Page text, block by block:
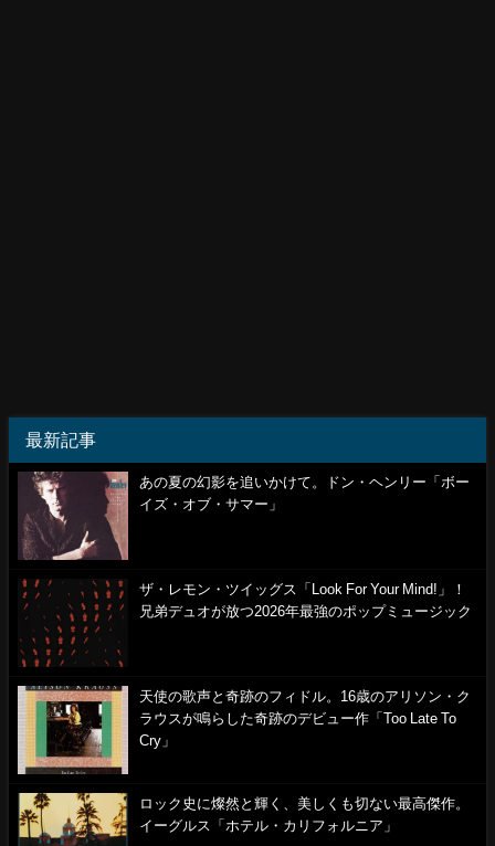
最新記事
あの夏の幻影を追いかけて。ドン・ヘンリー「ボー
イズ・オブ・サマー」
ザ・レモン・ツイッグス「Look For Your Mind!」！
兄弟デュオが放つ2026年最強のポップミュージック
天使の歌声と奇跡のフィドル。16歳のアリソン・ク
ラウスが鳴らした奇跡のデビュー作「Too Late To
Cry」
ロック史に燦然と輝く、美しくも切ない最高傑作。
イーグルス「ホテル・カリフォルニア」